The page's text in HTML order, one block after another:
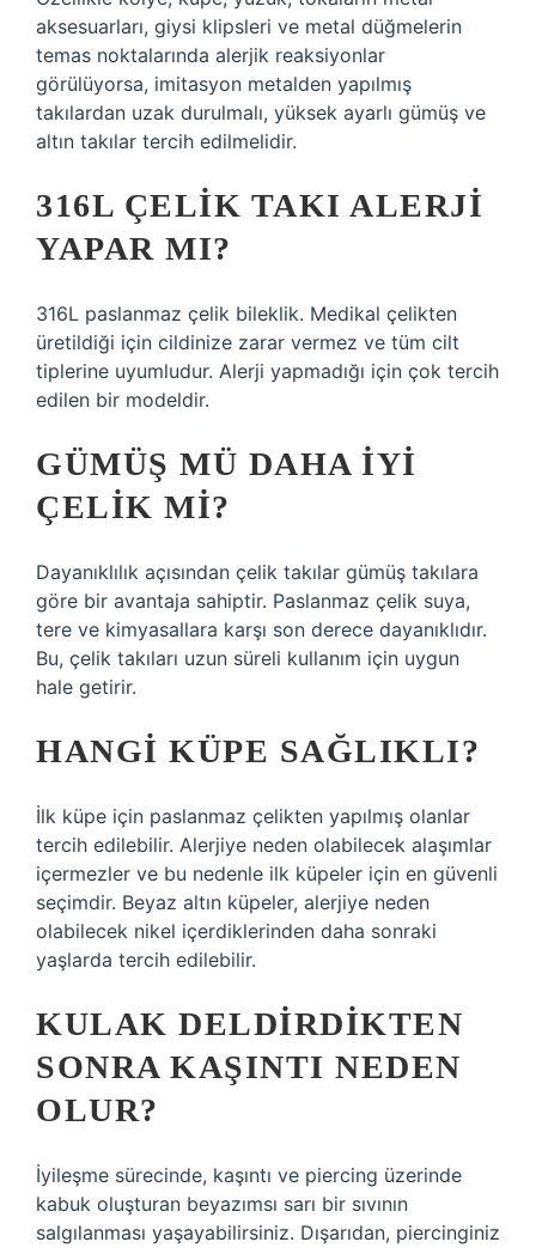
aksesuarları, giysi klipsleri ve metal düğmelerin
temas noktalarında alerjik reaksiyonlar
görülüyorsa, imitasyon metalden yapılmış
takılardan uzak durulmalı, yüksek ayarlı gümüş ve
altın takılar tercih edilmelidir.
316L ÇELIK TAKI ALERJI
YAPAR MI?
316L paslanmaz çelik bileklik. Medikal çelikten
üretildiği için cildinize zarar vermez ve tüm cilt
tiplerine uyumludur. Alerji yapmadığı için çok tercih
edilen bir modeldir.
GÜMÜŞ MÜ DAHA IYI
ÇELIK MI?
Dayanıklılık açısından çelik takılar gümüş takılara
göre bir avantaja sahiptir. Paslanmaz çelik suya,
tere ve kimyasallara karşı son derece dayanıklıdır.
Bu, çelik takıları uzun süreli kullanım için uygun
hale getirir.
HANGI KÜPE SAĞLIKLI?
İlk küpe için paslanmaz çelikten yapılmış olanlar
tercih edilebilir. Alerjiye neden olabilecek alaşımlar
içermezler ve bu nedenle ilk küpeler için en güvenli
seçimdir. Beyaz altın küpeler, alerjiye neden
olabilecek nikel içerdiklerinden daha sonraki
yaşlarda tercih edilebilir.
KULAK DELDIRDIKTEN
SONRA KAŞINTI NEDEN
OLUR?
İyileşme sürecinde, kaşıntı ve piercing üzerinde
kabuk oluşturan beyazımsı sarı bir sıvının
salgılanması yaşayabilirsiniz. Dışarıdan, piercinginiz